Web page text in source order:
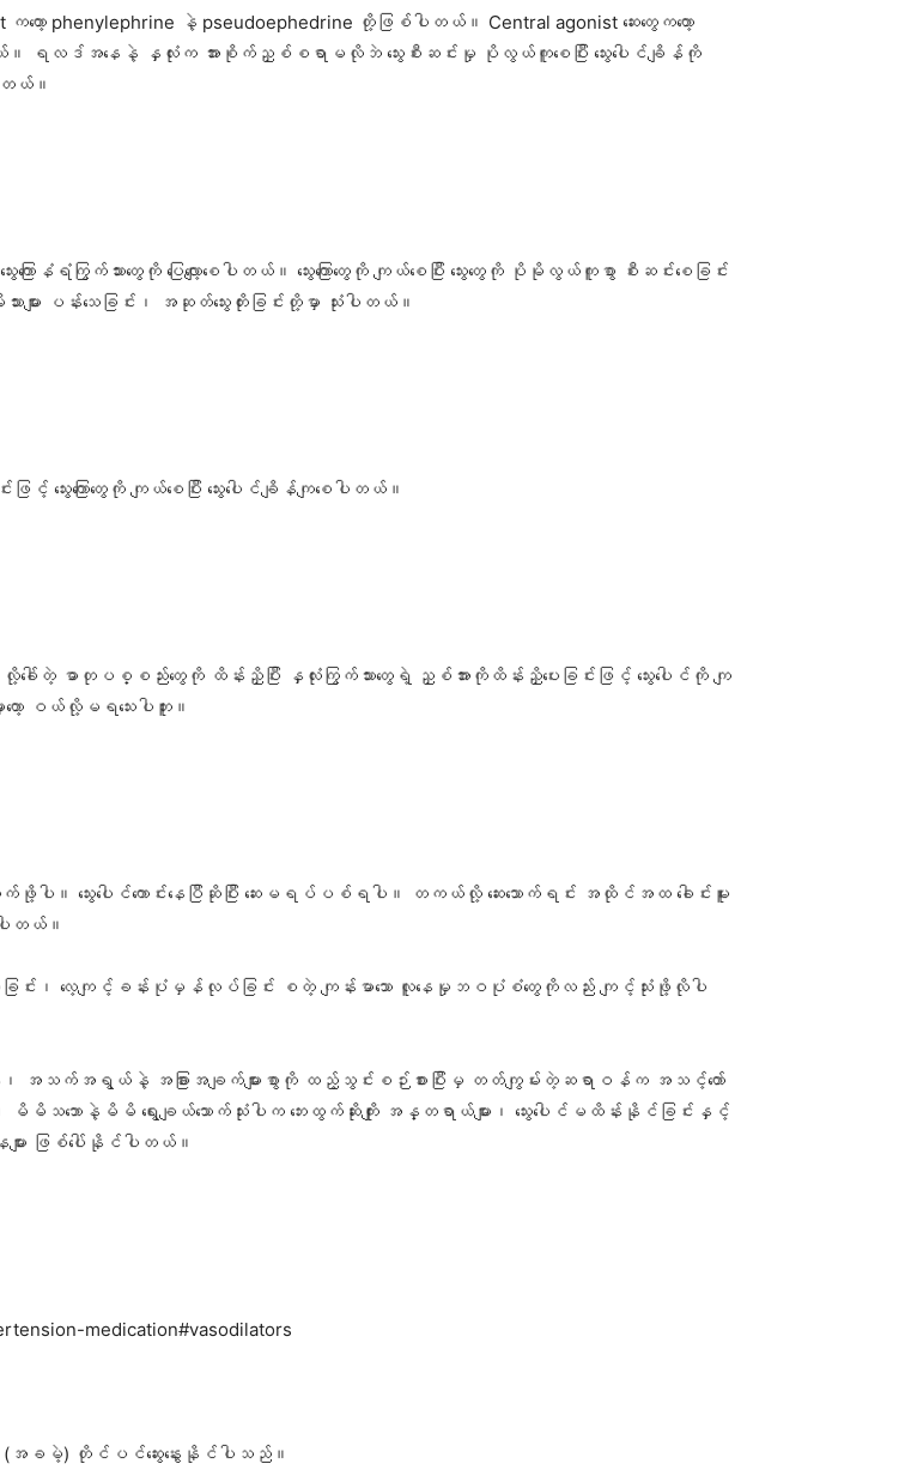
ကတော့ phenylephrine နဲ့ pseudoephedrine တို့ဖြစ်ပါတယ်။ Central agonist ဆေးတွေကတော့
တယ်။ ရလဒ်အနေနဲ့ နှလုံးက အားစိုက်ညှစ်စရာမလိုဘဲ သွေးစီးဆင်းမှု ပိုလွယ်ကူစေပြီး သွေးပေါင်ချိန်ကို
တယ်။
ာနံရံကြွက်သားတွေကို ပြေလျော့စေပါတယ်။ သွေးကြောတွေကို ကျယ်စေပြီး သွေးတွေကို ပိုမိုလွယ်ကူစွာ စီးဆင်းစေခြင်း
များ ပန်း​သေခြင်း၊ အဆုတ်​သွေးတိုးခြင်းတို့မှာ သုံးပါတယ်။
းကြောတွေကို ကျယ်စေပြီး သွေးပေါင်ချိန်ကျစေပါတယ်။
ေါ်တဲ့ ဓာတုပစ္စည်းတွေကို ထိန်းညှိပြီး နှလုံးကြွက်သားတွေရဲ့ ညှစ်အားကိုထိန်းညှိပေးခြင်းဖြင့် သွေးပေါင်ကို ကျ
ော့ ဝယ်လို့မရသေးပါဘူး။
က်ဖို့ပါ။ သွေး​ပေါင်​ကောင်း​နေပြီဆိုပြီး ဆေးမရပ်ပစ်ရပါ။ တကယ်လို့ ဆေး​သောက်ရင်း အထိုင်အထ ခေါင်းမူး​
ပါတယ်။
ားလျှော့စားခြင်း၊ လေ့ကျင့်ခန်းပုံမှန်လုပ်ခြင်း စတဲ့ ကျန်းမာ​သော လူ​နေမှုဘဝပုံစံ​တွေကိုလည်း ကျင့်သုံးဖို့လိုပါ
ေအနေ၊ အသက်အရွယ်နဲ့ အခြားအချက်များစွာကို ထည့်သွင်းစဉ်းစားပြီးမှ တတ်ကျွမ်းတဲ့ဆရာဝန်က အသင့်တော်
မိသဘောနဲ့မိမိ ရွေးချယ်သောက်သုံးပါက ဘေးထွက်ဆိုးကျိုး အန္တရာယ်များ၊ သွေးပေါင်မထိန်းနိုင်ခြင်းနှင့်
း ဖြစ်ပေါ်နိုင်ပါတယ်။
medication#vasodilators
ခမဲ့) တိုင်ပင်ဆွေးနွေးနိုင်ပါသည်။